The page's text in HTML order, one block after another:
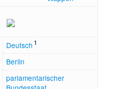
Deutsch 1
Berlin
parlamentarischer